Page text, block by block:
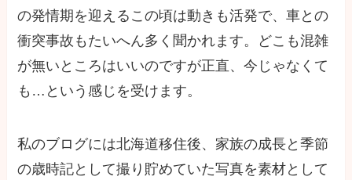
の発情期を迎えるこの頃は動きも活発で、車との
衝突事故もたいへん多く聞かれます。どこも混雑
が無いところはいいのですが正直、今じゃなくて
も…という感じを受けます。
私のブログには北海道移住後、家族の成長と季節
の歳時記として撮り貯めていた写真を素材として